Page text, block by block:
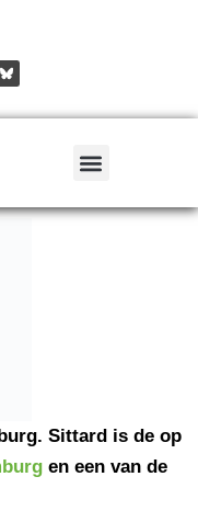
Sittard is de op
en een van de